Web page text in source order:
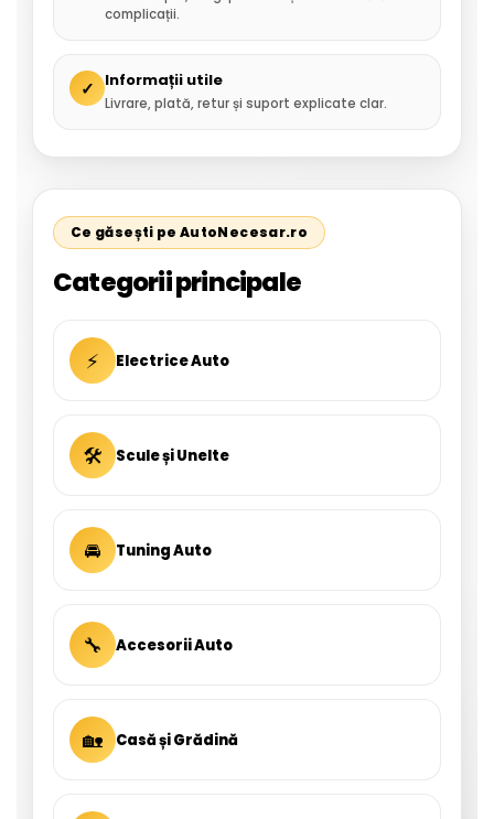
complicații.
✓ Informații utile
Livrare, plată, retur și suport explicate clar.
Ce găsești pe AutoNecesar.ro
Categorii principale
⚡ Electrice Auto
🛠 Scule și Unelte
🚘 Tuning Auto
🔧 Accesorii Auto
🏡 Casă și Grădină